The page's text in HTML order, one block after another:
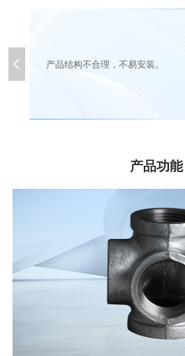
产品结构不合理，不易安装。

产品功能